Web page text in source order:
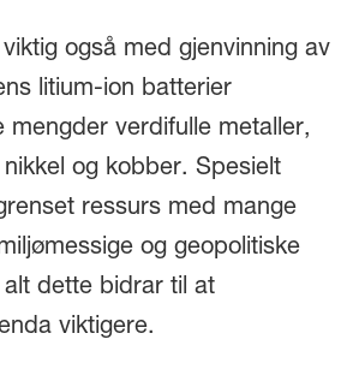
også med gjenvinning av
litium-ion batterier
mengder verdifulle metaller,
og kobber. Spesielt
ressurs med mange
og geopolitiske
dette bidrar til at
viktigere.